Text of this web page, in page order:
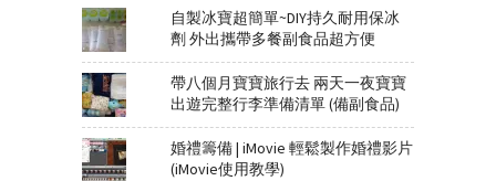
自製冰寶超簡單~DIY持久耐用保冰
劑 外出攜帶多餐副食品超方便
帶八個月寶寶旅行去 兩天一夜寶寶
出遊完整行李準備清單 (備副食品)
婚禮籌備 | iMovie 輕鬆製作婚禮影片
(iMovie使用教學)